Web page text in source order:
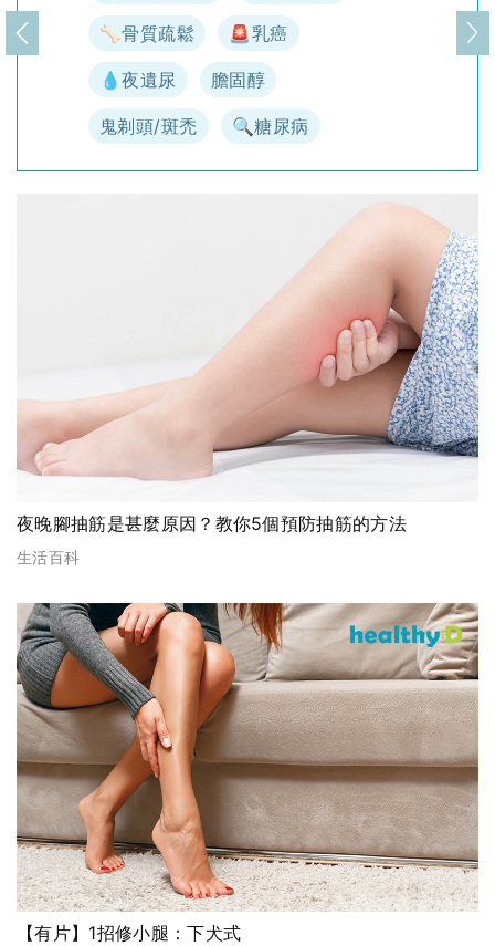
🦴骨質疏鬆 🚨乳癌
💧夜遺尿 膽固醇
鬼剃頭/斑禿 🔍糖尿病
上一頁 下
夜晚腳抽筋是甚麼原因？教你5個預防抽筋的方法
生活百科
【有片】1招修小腿：下犬式